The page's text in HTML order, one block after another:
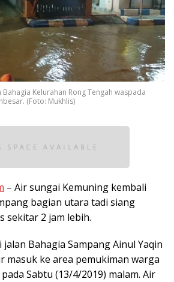
Kelurahan Rong Tengah waspada
(Foto: Mukhlis)
– Air sungai Kemuning kembali
bagian utara tadi siang
sekitar 2 jam lebih.
Bahagia Sampang Ainul Yaqin
masuk ke area pemukiman warga
Sabtu (13/4/2019) malam. Air